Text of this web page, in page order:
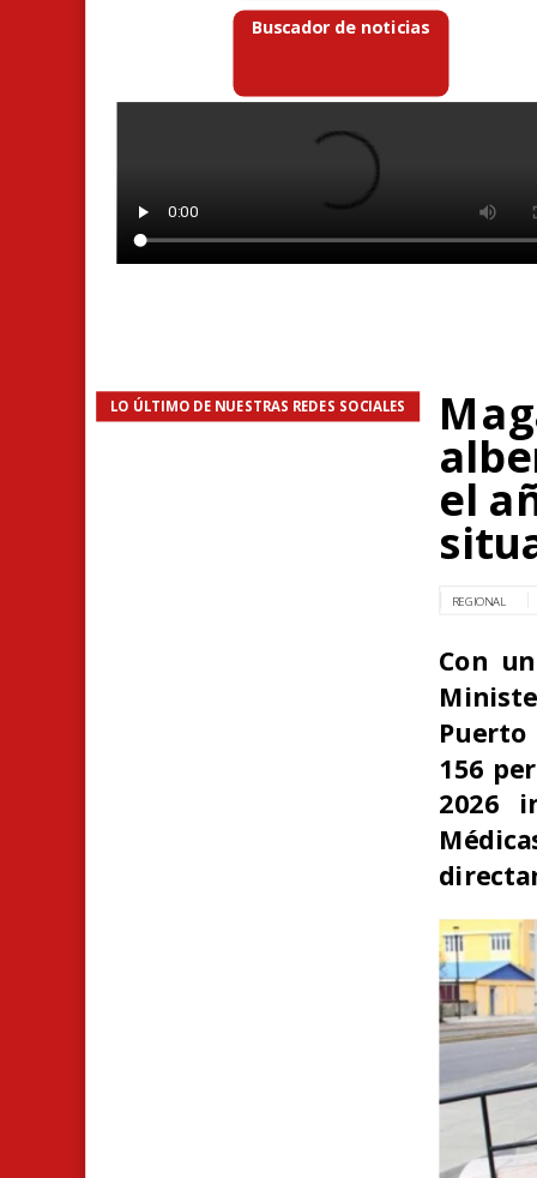
Buscador de noticias
LO ÚLTIMO DE NUESTRAS REDES SOCIALES
el
REGIONAL
Con
Puerto
156
2026